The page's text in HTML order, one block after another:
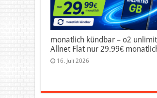
monatlich kündbar – o2
Allnet Flat nur 29.99€
16. Juli 2026